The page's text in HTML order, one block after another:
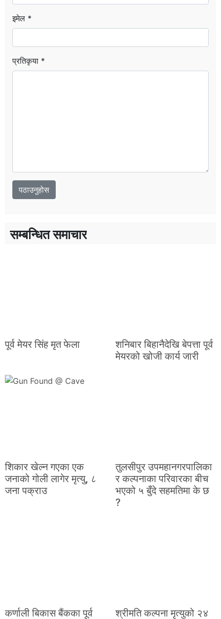
इमेल *
प्रतिकृया *
सम्बन्धित समाचार
पूर्व मेयर सिंह मृत फेला
शनिबार बिहानैदेखि बेपत्ता पूर्व
मेयरको खोजी कार्य जारी
शिकार खेल्न गएका एक
जनाको गोली लागेर मृत्यु, ८
जना पक्राउ
तुलसीपुर उपमहानगरपालिका
र कल्पनाका परिवारका बीच
भएको ५ बुँदे सहमतिमा के छ
?
कर्णाली बिकास बैंकका पूर्व श्रीमति कल्पना मृत्युको २४